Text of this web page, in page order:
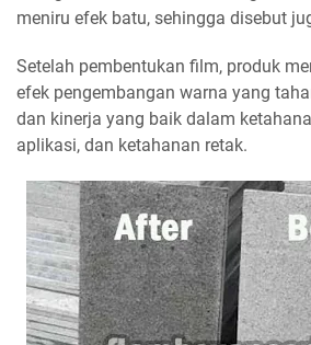
meniru efek batu, sehingga disebut
Setelah pembentukan film, produk
efek pengembangan warna yang
dan kinerja yang baik dalam
aplikasi, dan ketahanan retak.